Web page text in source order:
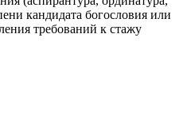
кандидата богословия или
требований к стажу